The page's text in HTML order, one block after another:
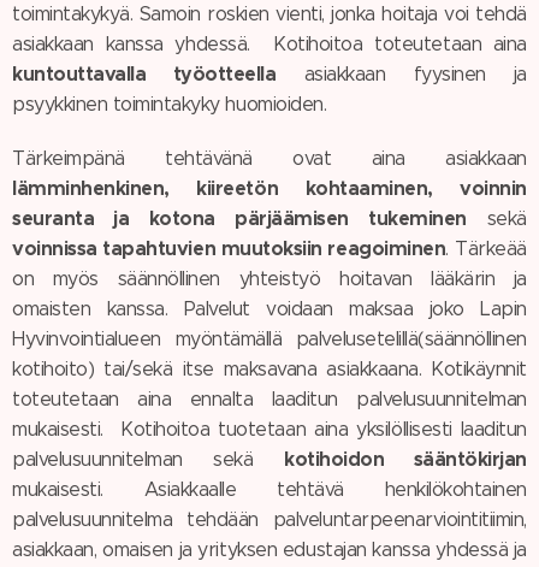
toimintakykyä. Samoin roskien vienti, jonka hoitaja voi tehdä
asiakkaan kanssa yhdessä. Kotihoitoa toteutetaan aina
kuntouttavalla työotteella asiakkaan fyysinen ja
psyykkinen toimintakyky huomioiden.
Tärkeimpänä tehtävänä ovat aina asiakkaan
lämminhenkinen, kiireetön kohtaaminen, voinnin
seuranta ja kotona pärjäämisen tukeminen sekä
voinnissa tapahtuvien muutoksiin reagoiminen. Tärkeää
on myös säännöllinen yhteistyö hoitavan lääkärin ja
omaisten kanssa. Palvelut voidaan maksaa joko Lapin
Hyvinvointialueen myöntämällä palvelusetelillä(säännöllinen
kotihoito) tai/sekä itse maksavana asiakkaana. Kotikäynnit
toteutetaan aina ennalta laaditun palvelusuunnitelman
mukaisesti. Kotihoitoa tuotetaan aina yksilöllisesti laaditun
palvelusuunnitelman sekä kotihoidon sääntökirjan
mukaisesti. Asiakkaalle tehtävä henkilökohtainen
palvelusuunnitelma tehdään palveluntarpeenarviointitiimin,
asiakkaan, omaisen ja yrityksen edustajan kanssa yhdessä ja